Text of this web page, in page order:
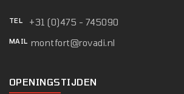
TEL +31 (0)475 - 745090
MAIL montfort@rovadi.nl
OPENINGSTIJDEN